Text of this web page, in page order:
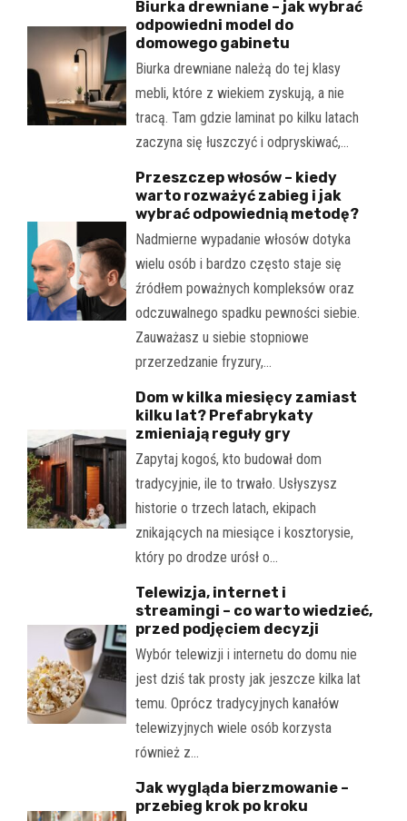
Biurka drewniane – jak wybrać
odpowiedni model do
domowego gabinetu
Biurka drewniane należą do tej klasy
mebli, które z wiekiem zyskują, a nie
tracą. Tam gdzie laminat po kilku latach
zaczyna się łuszczyć i odpryskiwać,…
Przeszczep włosów – kiedy
warto rozważyć zabieg i jak
wybrać odpowiednią metodę?
Nadmierne wypadanie włosów dotyka
wielu osób i bardzo często staje się
źródłem poważnych kompleksów oraz
odczuwalnego spadku pewności siebie.
Zauważasz u siebie stopniowe
przerzedzanie fryzury,…
Dom w kilka miesięcy zamiast
kilku lat? Prefabrykaty
zmieniają reguły gry
Zapytaj kogoś, kto budował dom
tradycyjnie, ile to trwało. Usłyszysz
historie o trzech latach, ekipach
znikających na miesiące i kosztorysie,
który po drodze urósł o…
Telewizja, internet i
streamingi – co warto wiedzieć,
przed podjęciem decyzji
Wybór telewizji i internetu do domu nie
jest dziś tak prosty jak jeszcze kilka lat
temu. Oprócz tradycyjnych kanałów
telewizyjnych wiele osób korzysta
również z…
Jak wygląda bierzmowanie –
przebieg krok po kroku